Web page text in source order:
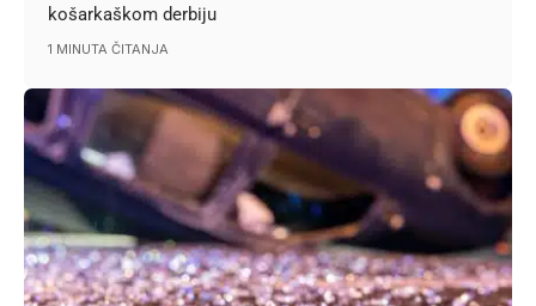
košarkaškom derbiju
1 MINUTA ČITANJA